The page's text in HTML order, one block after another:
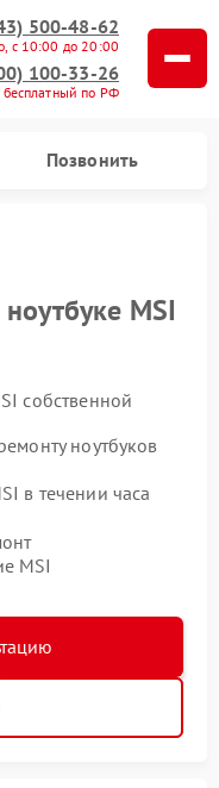
500-48-62
с 10:00 до 20:00
100-33-26
бесплатный по РФ
Позвонить
MSI
собственной
ноутбуков
в течении часа
MSI